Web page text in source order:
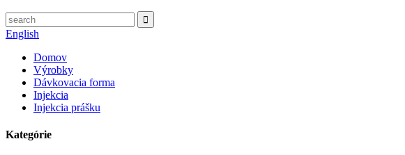
English
Domov
Výrobky
Dávkovacia forma
Injekcia
Injekcia prášku
Kategórie